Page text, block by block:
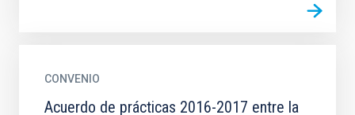
CONVENIO
Acuerdo de prácticas 2016-2017 entre la